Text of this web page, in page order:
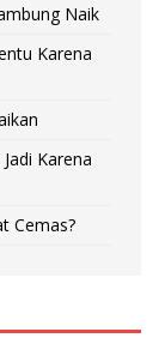
Naik
Karena
Karena
Cemas?